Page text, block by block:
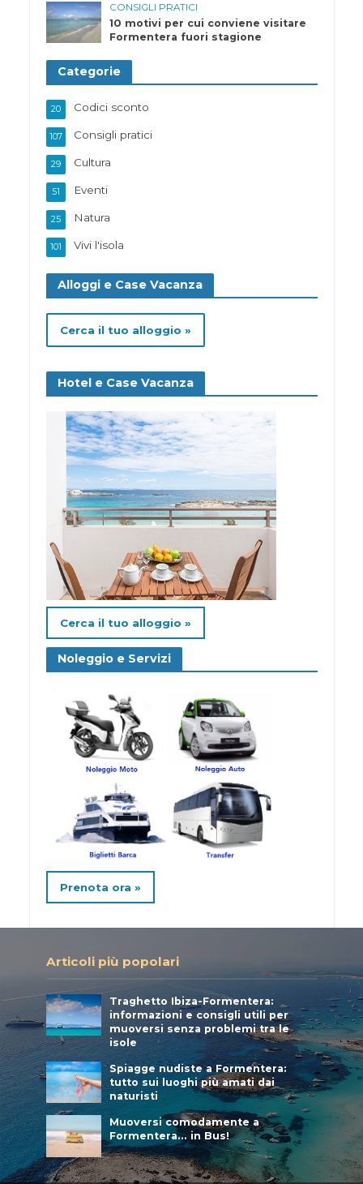
CONSIGLI PRATICI
10 motivi per cui conviene visitare
Formentera fuori stagione
Categorie
Codici sconto
20
Consigli pratici
107
Cultura
29
Eventi
51
Natura
25
Vivi l'isola
101
Alloggi e Case Vacanza
Cerca il tuo alloggio »
Hotel e Case Vacanza
Cerca il tuo alloggio »
Noleggio e Servizi
Prenota ora »
Articoli più popolari
Traghetto Ibiza-Formentera:
informazioni e consigli utili per
muoversi senza problemi tra le
isole
Spiagge nudiste a Formentera:
tutto sui luoghi più amati dai
naturisti
Muoversi comodamente a
Formentera… in Bus!